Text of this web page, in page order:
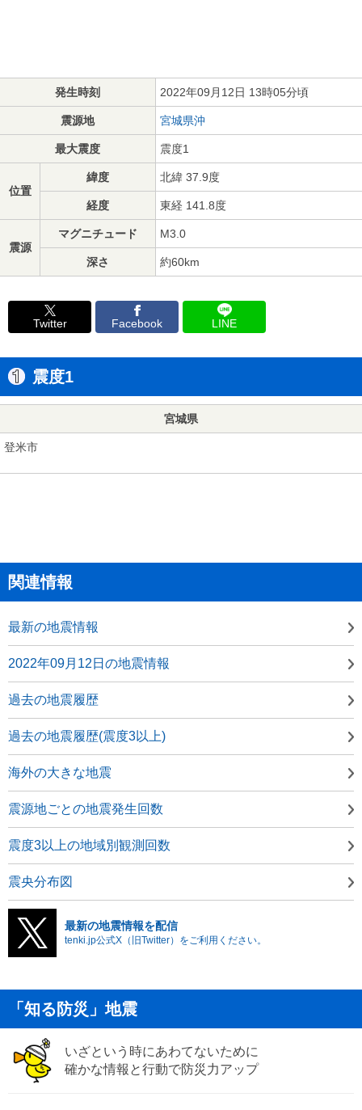
発生時刻 2022年09月12日 13時05分頃
震源地 宮城県沖
最大震度 震度1
位置
緯度 北緯 37.9度
経度 東経 141.8度
震源
マグニチュード M3.0
深さ 約60km
Twitter Facebook LINE
震度1
宮城県
登米市
関連情報
最新の地震情報
2022年09月12日の地震情報
過去の地震履歴
過去の地震履歴(震度3以上)
海外の大きな地震
震源地ごとの地震発生回数
震度3以上の地域別観測回数
震央分布図
最新の地震情報を配信
tenki.jp公式X（旧Twitter）をご利用ください。
「知る防災」地震
いざという時にあわてないために
確かな情報と行動で防災力アップ